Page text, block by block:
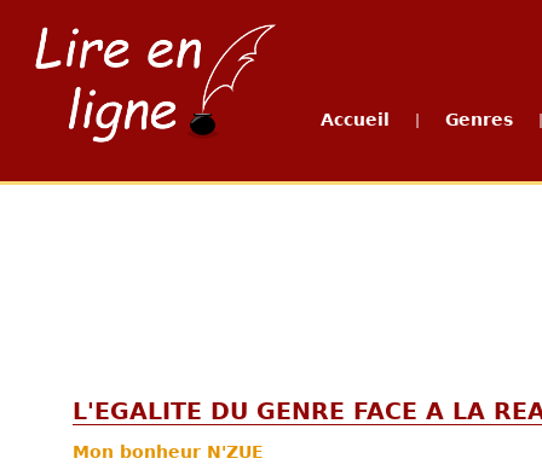
Accueil Genres
L'EGALITE DU GENRE FACE A LA
Mon bonheur N'ZUE